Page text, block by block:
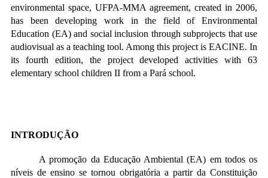
environmental space, UFPA-MMA agreement, created in 2006,
has been developing work in the field of Environmental
Education (EA) and social inclusion through subprojects that use
audiovisual as a teaching tool. Among this project is EACINE. In
its fourth edition, the project developed activities with 63
elementary school children II from a Pará school.
INTRODUÇÃO
A promoção da Educação Ambiental (EA) em todos os
níveis de ensino se tornou obrigatória a partir da Constituição